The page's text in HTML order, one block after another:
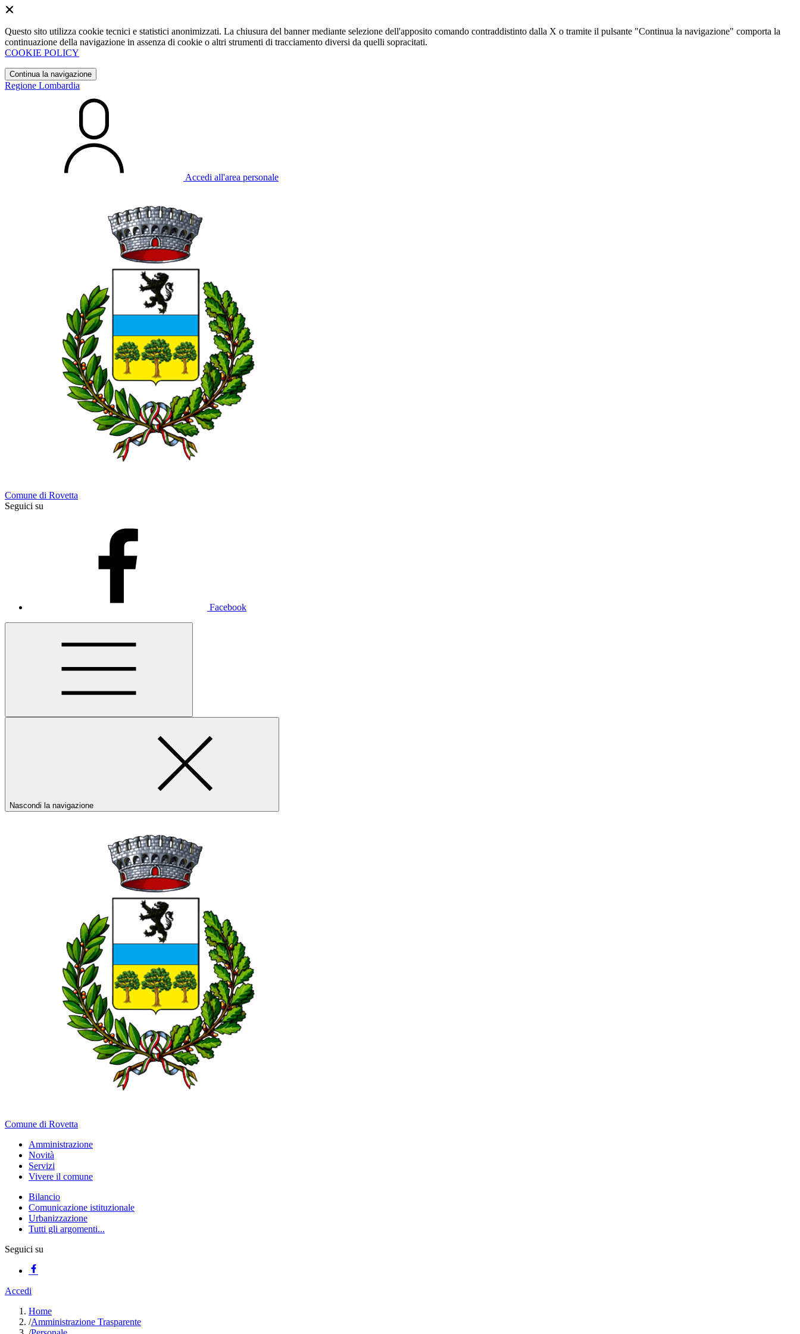
Questo sito utilizza cookie tecnici e statistici anonimizzati. La chiusura del banner mediante selezione dell'apposito comando contraddistinto dalla X o tramite il pulsante "Continua la navigazione" comporta la
continuazione della navigazione in assenza di cookie o altri strumenti di tracciamento diversi da quelli sopracitati.
COOKIE POLICY
Continua la navigazione
Regione Lombardia
Accedi all'area personale
Comune di Rovetta
Seguici su
Facebook
Nascondi la navigazione
Comune di Rovetta
Amministrazione
Novità
Servizi
Vivere il comune
Bilancio
Comunicazione istituzionale
Urbanizzazione
Tutti gli argomenti...
Seguici su
Accedi
Home
/Amministrazione Trasparente